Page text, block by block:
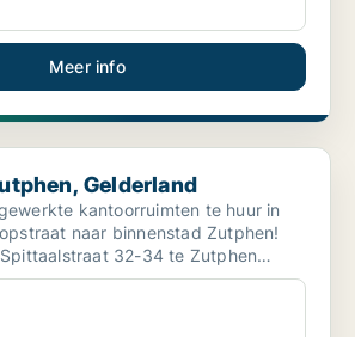
Meer info
Gelderland
kantoorruimten te huur in
naar binnenstad Zutphen!
32-34 te Zutphen